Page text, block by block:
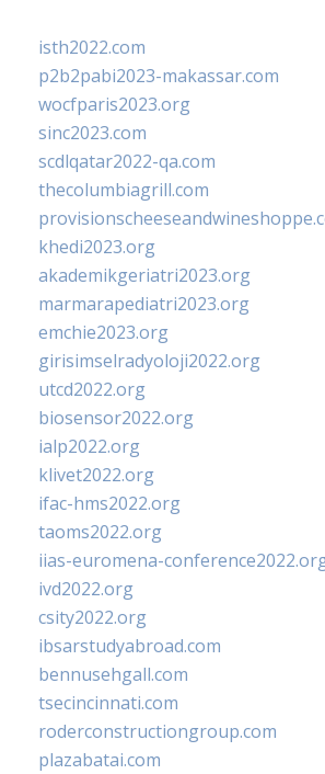
isth2022.com
p2b2pabi2023-makassar.com
wocfparis2023.org
sinc2023.com
scdlqatar2022-qa.com
thecolumbiagrill.com
khedi2023.org
akademikgeriatri2023.org
marmarapediatri2023.org
emchie2023.org
girisimselradyoloji2022.org
utcd2022.org
biosensor2022.org
ialp2022.org
klivet2022.org
ifac-hms2022.org
taoms2022.org
iias-euromena-
ivd2022.org
csity2022.org
ibsarstudyabroad.com
bennusehgall.com
tsecincinnati.com
roderconstructiongroup.com
plazabatai.com